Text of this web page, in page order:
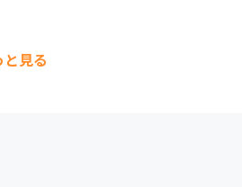
と見る